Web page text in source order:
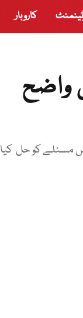
کاروبار
واضح
مسئلے کو حل کیا